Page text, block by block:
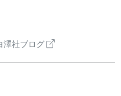
澤社ブログ